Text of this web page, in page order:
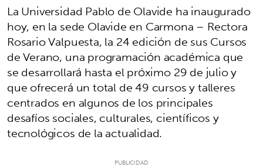
La Universidad Pablo de Olavide ha inaugurado
hoy, en la sede Olavide en Carmona – Rectora
Rosario Valpuesta, la 24 edición de sus Cursos
de Verano, una programación académica que
se desarrollará hasta el próximo 29 de julio y
que ofrecerá un total de 49 cursos y talleres
centrados en algunos de los principales
desafíos sociales, culturales, científicos y
tecnológicos de la actualidad.